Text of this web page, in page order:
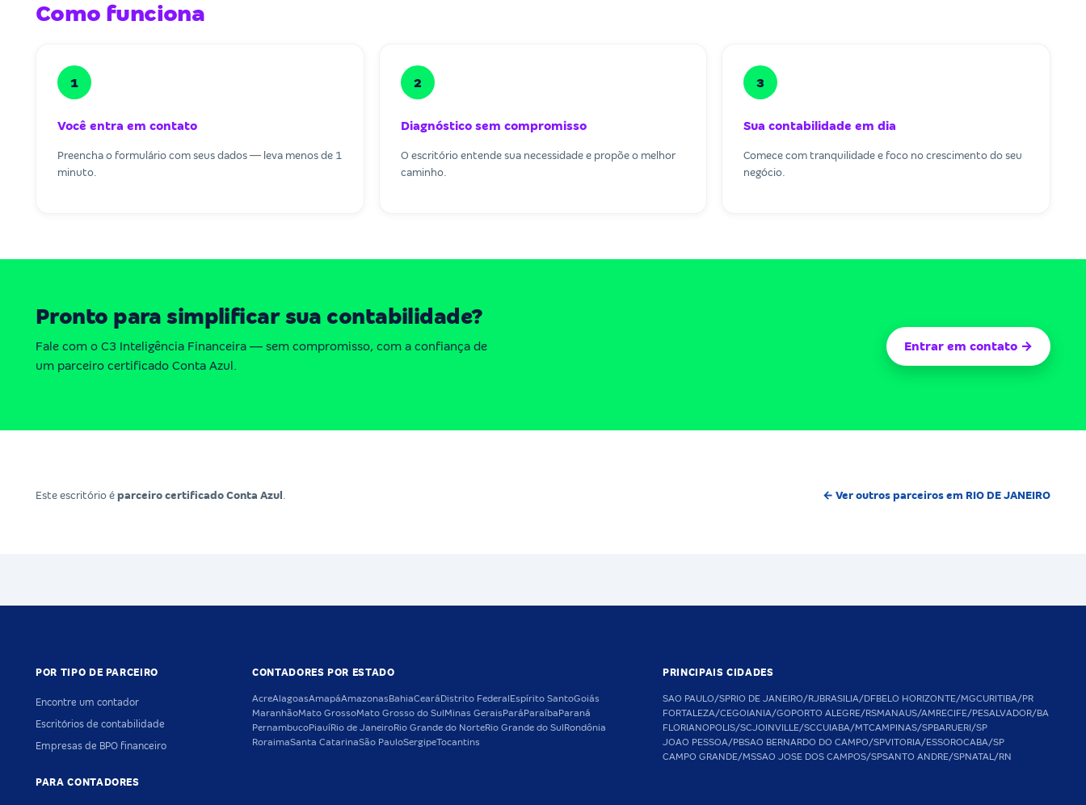
Como funciona
1
Você entra em contato
Preencha o formulário com seus dados — leva menos de 1
minuto.
2
Diagnóstico sem compromisso
O escritório entende sua necessidade e propõe o melhor
caminho.
3
Sua contabilidade em dia
Comece com tranquilidade e foco no crescimento do seu
negócio.
Pronto para simplificar sua contabilidade?
Fale com o C3 Inteligência Financeira — sem compromisso, com a confiança de
um parceiro certificado Conta Azul.
Entrar em contato →
Este escritório é parceiro certificado Conta Azul . ← Ver outros parceiros em RIO DE JANEIRO
POR TIPO DE PARCEIRO
Encontre um contador
Escritórios de contabilidade
Empresas de BPO financeiro
PARA CONTADORES
CONTADORES POR ESTADO
AcreAlagoasAmapáAmazonasBahiaCearáDistrito FederalEspírito SantoGoiás
MaranhãoMato GrossoMato Grosso do SulMinas GeraisParáParaíbaParaná
PernambucoPiauíRio de JaneiroRio Grande do NorteRio Grande do SulRondônia
RoraimaSanta CatarinaSão PauloSergipeTocantins
PRINCIPAIS CIDADES
SAO PAULO/SPRIO DE JANEIRO/RJBRASILIA/DFBELO HORIZONTE/MGCURITIBA/PR
FORTALEZA/CEGOIANIA/GOPORTO ALEGRE/RSMANAUS/AMRECIFE/PESALVADOR/BA
FLORIANOPOLIS/SCJOINVILLE/SCCUIABA/MTCAMPINAS/SPBARUERI/SP
JOAO PESSOA/PBSAO BERNARDO DO CAMPO/SPVITORIA/ESSOROCABA/SP
CAMPO GRANDE/MSSAO JOSE DOS CAMPOS/SPSANTO ANDRE/SPNATAL/RN